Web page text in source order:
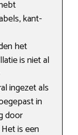
kant-
het
is niet al
ingezet als
in
door
is een